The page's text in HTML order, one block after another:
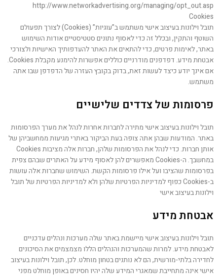
http://www.networkadvertising.org/managing/opt_out.asp
Cookies
תובל וילונות בעיצוב אישי משתמש ב”עוגיות” (Cookies) לצורך תפעולם
השוטף והתקין, ובכלל זה כדי לאסוף נתונים סטטיסטיים אודות השימוש
באתר, לאימות פרטים, כדי להתאים את האתר להעדפותיך האישיות ולצורכי
אבטחת מידע. דפדפנים מודרניים כוללים אפשרות להימנע מקבלת Cookies.
אם אינך יודע כיצד לעשות זאת, בדוק בקובץ העזרה של הדפדפן שבו אתה
משתמש.
פרסומות של צדדים שלישיים
תובל וילונות בעיצוב אישי מתירה לחברות אחרות לנהל את מערך הפרסומות
באתר. המודעות שבהן אתה צופה בעת הביקור באתרי מגיעות ממחשביהן של
אותן חברות. כדי לנהל את הפרסומות שלהן, חברות אלה מציבות Cookies
במחשבך. ה-Cookies מאפשרים להן לאסוף מידע על האתרים שבהם צפית
בפרסומות שהציבו ועל אילו פרסומות הקשת. השימוש שחברות אלה עושות
ב-Cookies כפוף למדיניות הפרטיות שלהן ולא למדיניות הפרטיות של תובל
וילונות בעיצוב אישי
אבטחת מידע
תובל וילונות בעיצוב אישי מיישמת באתר שלה מערכות ונהלים עדכניים
לאבטחת מידע. למרות שהמערכות והנהלים הללו מצמצמים את הסיכונים
לחדירה בלתי-מורשית, הם לא נותנים בטחון מוחלט. לכן, תובל וילונות בעיצוב
אישי אינה מתחייבת שמאגרי המידע שלה יהיו חסינים באופן מוחלט מפני